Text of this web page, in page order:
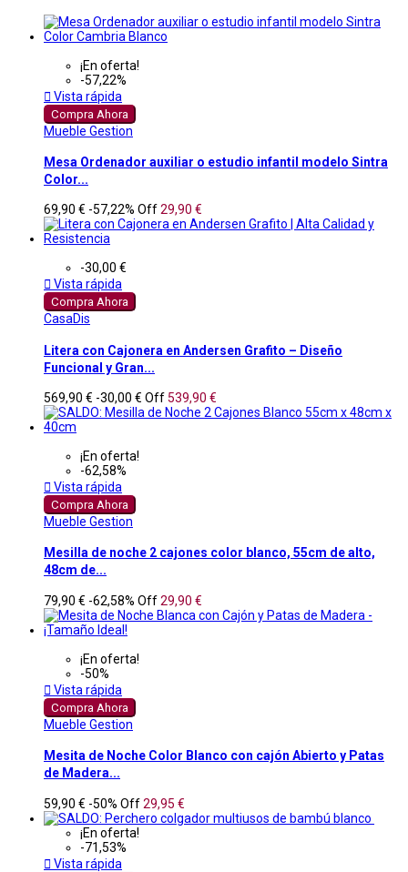
¡En oferta!
-57,22%
 Vista rápida
Compra Ahora
Mueble Gestion
Mesa Ordenador auxiliar o estudio infantil modelo Sintra
Color...
69,90 € -57,22% Off29,90 €
-30,00 €
 Vista rápida
Compra Ahora
CasaDis
Litera con Cajonera en Andersen Grafito – Diseño
Funcional y Gran...
569,90 € -30,00 € Off539,90 €
¡En oferta!
-62,58%
 Vista rápida
Compra Ahora
Mueble Gestion
Mesilla de noche 2 cajones color blanco, 55cm de alto,
48cm de...
79,90 € -62,58% Off29,90 €
¡En oferta!
-50%
 Vista rápida
Compra Ahora
Mueble Gestion
Mesita de Noche Color Blanco con cajón Abierto y Patas
de Madera...
59,90 € -50% Off29,95 €
¡En oferta!
-71,53%
 Vista rápida